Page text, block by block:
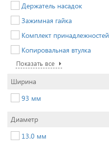
Держатель насадок
Зажимная гайка
Комплект принадлежностей
Копировальная втулка
Показать все
Ширина
93 мм
Диаметр
13.0 мм